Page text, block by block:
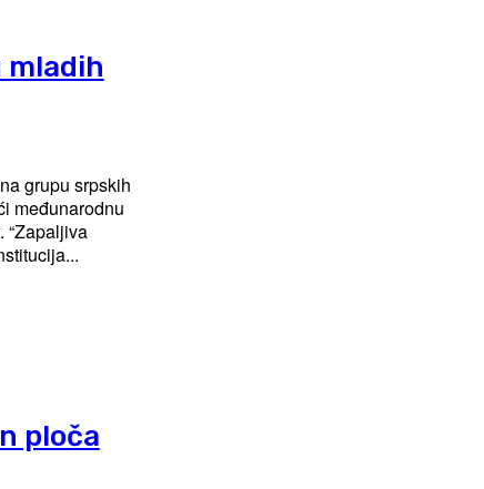
mladih
grupu srpskih
međunarodnu
ploča